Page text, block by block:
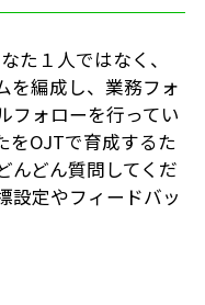
中途採用
た１人ではなく、
を編成し、業務フォ
フォローを行ってい
をOJTで育成するた
んどん質問してくだ
設定やフィードバッ